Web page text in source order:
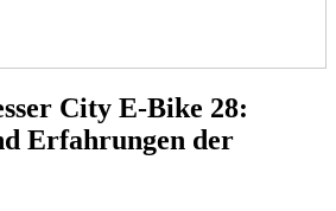
City E-Bike 28:
Erfahrungen der